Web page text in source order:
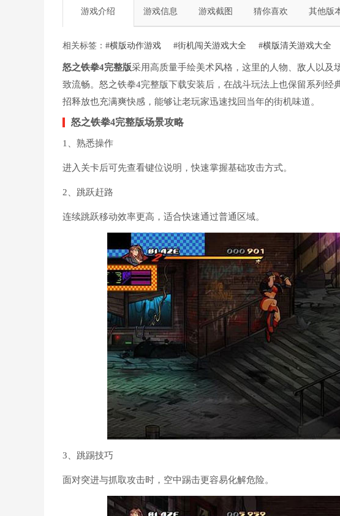
游戏介绍 游戏信息 游戏截图 猜你喜欢 其他版
相关标签： #横版动作游戏 #街机闯关游戏大全 #横版清关游戏大全
怒之铁拳4完整版采用高质量手绘美术风格，这里的人物、敌人以及
致流畅。怒之铁拳4完整版下载安装后，在战斗玩法上也保留系列经
招释放也充满爽快感，能够让老玩家迅速找回当年的街机味道。
怒之铁拳4完整版场景攻略
1、熟悉操作
进入关卡后可先查看键位说明，快速掌握基础攻击方式。
2、跳跃赶路
连续跳跃移动效率更高，适合快速通过普通区域。
3、跳踢技巧
面对突进与抓取攻击时，空中踢击更容易化解危险。